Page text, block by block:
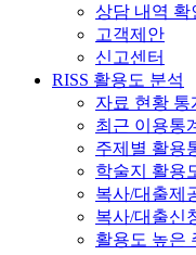
상담 내역 확
고객제안
신고센터
RISS 활용도 분석
자료 현황 통
최근 이용통
주제별 활용
학술지 활용
복사/대출제
복사/대출신
활용도 높은